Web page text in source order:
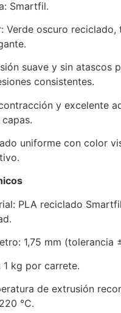
Smartfil.
Verde oscuro
suave y sin atascos
consistentes.
y excelente
uniforme con color
PLA reciclado
1,75 mm (tolerancia
1 kg por carrete.
de extrusión
°C.